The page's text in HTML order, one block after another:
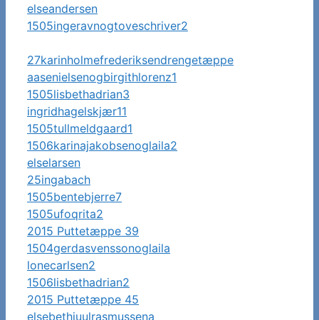
elseandersen
1505ingeravnogtoveschriver2
27karinholmefrederiksendrengetæppe
aasenielsenogbirgithlorenz1
1505lisbethadrian3
ingridhagelskjær11
1505tullmeldgaard1
1506karinajakobsenoglaila2
elselarsen
25ingabach
1505bentebjerre7
1505ufoqrita2
2015 Puttetæppe 39
1504gerdasvenssonoglaila
lonecarlsen2
1506lisbethadrian2
2015 Puttetæppe 45
elsebethjuulrasmussena